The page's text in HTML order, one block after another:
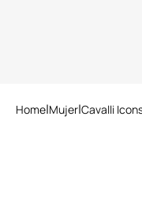
Home Mujer Cavalli